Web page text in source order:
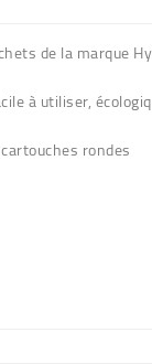
de la marque
à utiliser,
rondes